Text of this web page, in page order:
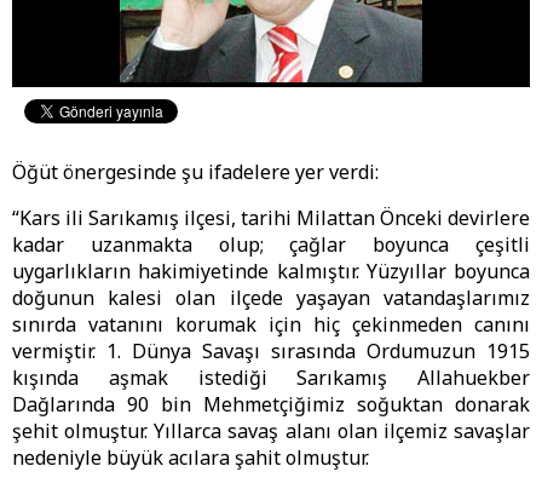
Öğüt önergesinde şu ifadelere yer verdi:
“Kars ili Sarıkamış ilçesi, tarihi Milattan Önceki devirlere
kadar uzanmakta olup; çağlar boyunca çeşitli
uygarlıkların hakimiyetinde kalmıştır. Yüzyıllar boyunca
doğunun kalesi olan ilçede yaşayan vatandaşlarımız
sınırda vatanını korumak için hiç çekinmeden canını
vermiştir. 1. Dünya Savaşı sırasında Ordumuzun 1915
kışında aşmak istediği Sarıkamış Allahuekber
Dağlarında 90 bin Mehmetçiğimiz soğuktan donarak
şehit olmuştur. Yıllarca savaş alanı olan ilçemiz savaşlar
nedeniyle büyük acılara şahit olmuştur.